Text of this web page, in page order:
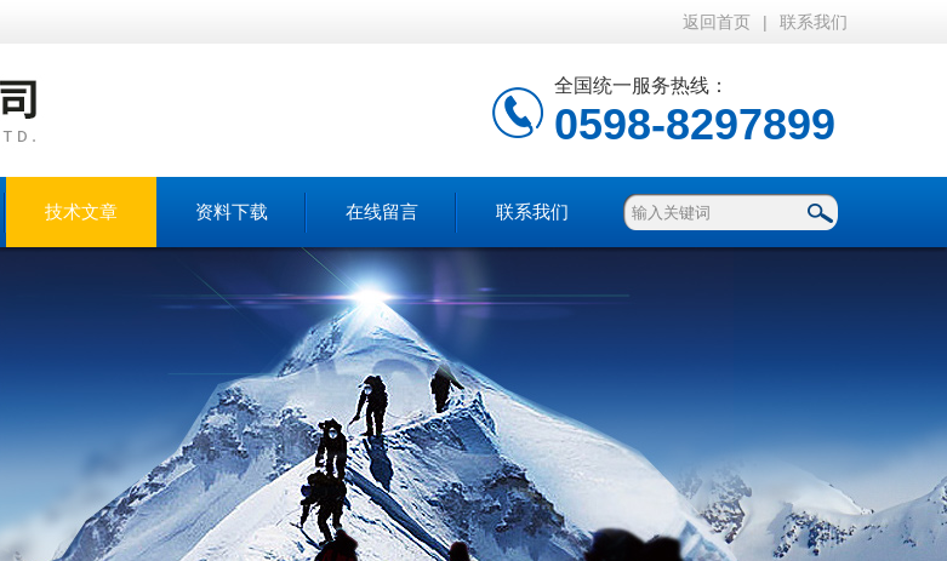
返回首页 | 联系我们
全国统一服务热线：
0598-8297899
技术文章 资料下载 在线留言 联系我们